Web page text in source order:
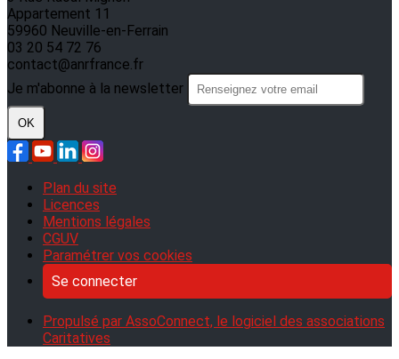
Appartement 11
59960 Neuville-en-Ferrain
03 20 54 72 76
contact@anrfrance.fr
Je m'abonne à la newsletter
OK
Plan du site
Licences
Mentions légales
CGUV
Paramétrer vos cookies
Se connecter
Propulsé par AssoConnect, le logiciel des associations
Caritatives